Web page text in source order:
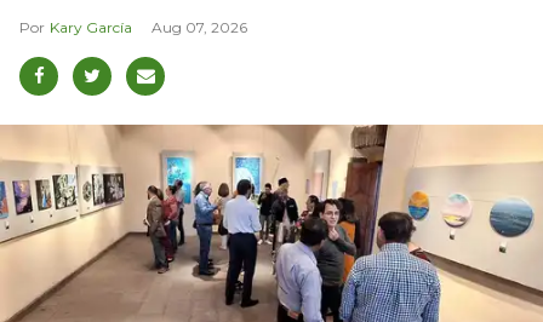
Kary García Aug 07, 2026